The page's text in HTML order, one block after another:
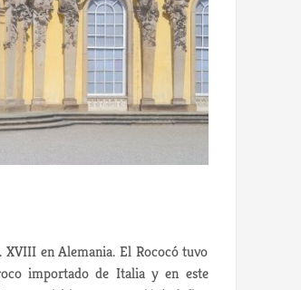
en Alemania. El Rococó tuvo
importado de Italia y en este